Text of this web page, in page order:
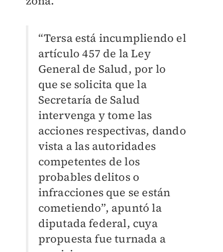
“Tersa está incumpliendo el
artículo 457 de la Ley
General de Salud, por lo
que se solicita que la
Secretaría de Salud
intervenga y tome las
acciones respectivas, dando
vista a las autoridades
competentes de los
probables delitos o
infracciones que se están
cometiendo”, apuntó la
diputada federal, cuya
propuesta fue turnada a